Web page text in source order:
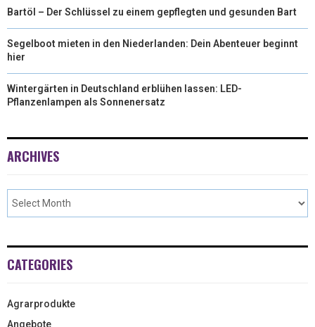
Bartöl – Der Schlüssel zu einem gepflegten und gesunden Bart
Segelboot mieten in den Niederlanden: Dein Abenteuer beginnt
hier
Wintergärten in Deutschland erblühen lassen: LED-
Pflanzenlampen als Sonnenersatz
ARCHIVES
CATEGORIES
Agrarprodukte
Angebote